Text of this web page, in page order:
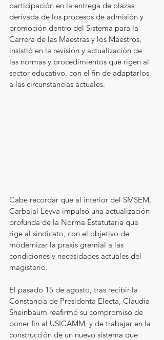
participación en la entrega de plazas
derivada de los procesos de admisión y
promoción dentro del Sistema para la
Carrera de las Maestras y los Maestros,
insistió en la revisión y actualización de
las normas y procedimientos que rigen al
sector educativo, con el fin de adaptarlos
a las circunstancias actuales.
Cabe recordar que al interior del SMSEM,
Carbajal Leyva impulsó una actualización
profunda de la Norma Estatutaria que
rige al sindicato, con el objetivo de
modernizar la praxis gremial a las
condiciones y necesidades actuales del
magisterio.
El pasado 15 de agosto, tras recibir la
Constancia de Presidenta Electa, Claudia
Sheinbaum reafirmó su compromiso de
poner fin al USICAMM, y de trabajar en la
construcción de un nuevo sistema que